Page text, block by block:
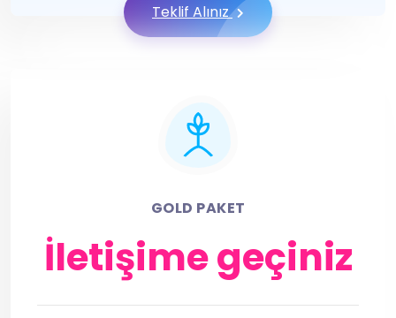
Teklif Alınız
GOLD PAKET
İletişime geçiniz